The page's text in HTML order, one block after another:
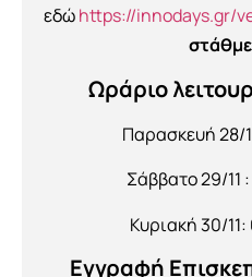
εδώhttps://innodays.gr/
Ωράριο
Παρασκευή 28/
Σάββατο 29/11
Κυριακή 30/
Εγγραφή